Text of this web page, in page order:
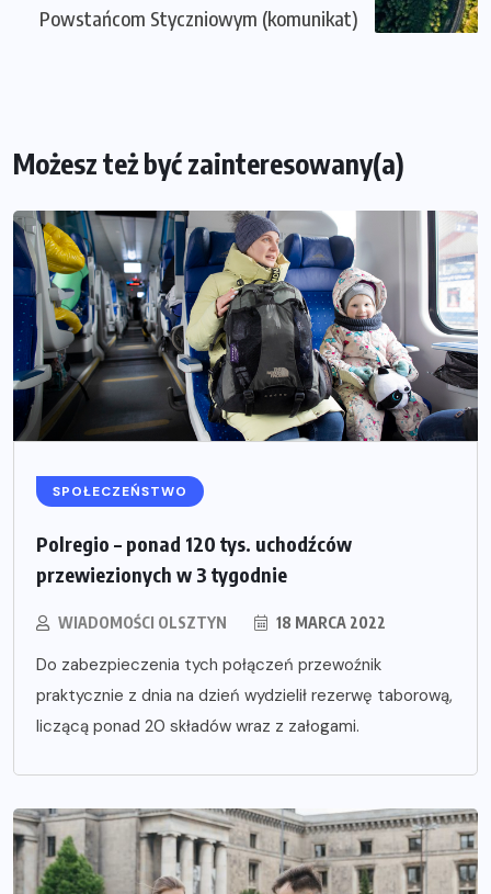
Powstańcom Styczniowym (komunikat)
Możesz też być zainteresowany(a)
SPOŁECZEŃSTWO
Polregio – ponad 120 tys. uchodźców
przewiezionych w 3 tygodnie
WIADOMOŚCI OLSZTYN 18 MARCA 2022
Do zabezpieczenia tych połączeń przewoźnik
praktycznie z dnia na dzień wydzielił rezerwę taborową,
liczącą ponad 20 składów wraz z załogami.